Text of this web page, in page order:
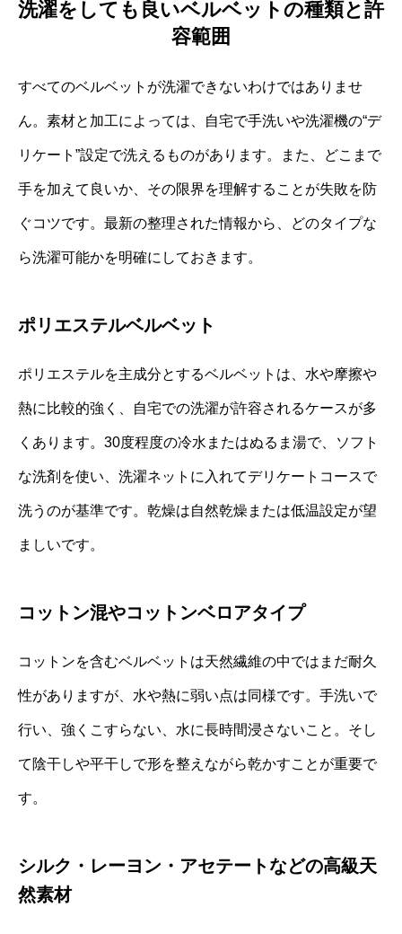
洗濯をしても良いベルベットの種類と許
容範囲
すべてのベルベットが洗濯できないわけではありませ
ん。素材と加工によっては、自宅で手洗いや洗濯機の“デ
リケート”設定で洗えるものがあります。また、どこまで
手を加えて良いか、その限界を理解することが失敗を防
ぐコツです。最新の整理された情報から、どのタイプな
ら洗濯可能かを明確にしておきます。
ポリエステルベルベット
ポリエステルを主成分とするベルベットは、水や摩擦や
熱に比較的強く、自宅での洗濯が許容されるケースが多
くあります。30度程度の冷水またはぬるま湯で、ソフト
な洗剤を使い、洗濯ネットに入れてデリケートコースで
洗うのが基準です。乾燥は自然乾燥または低温設定が望
ましいです。
コットン混やコットンベロアタイプ
コットンを含むベルベットは天然繊維の中ではまだ耐久
性がありますが、水や熱に弱い点は同様です。手洗いで
行い、強くこすらない、水に長時間浸さないこと。そし
て陰干しや平干しで形を整えながら乾かすことが重要で
す。
シルク・レーヨン・アセテートなどの高級天
然素材